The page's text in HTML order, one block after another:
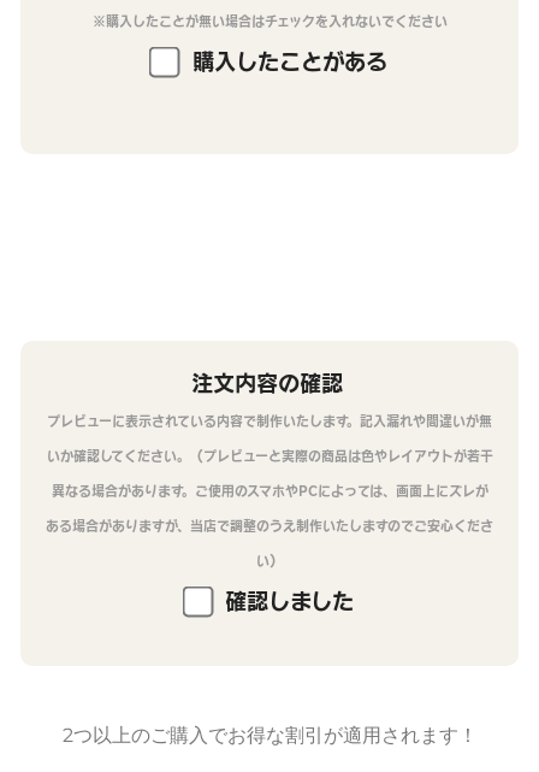
※購入したことが無い場合はチェックを入れないでください
購入したことがある
注文内容の確認
プレビューに表示されている内容で制作いたします。記入漏れや間違いが無
いか確認してください。（プレビューと実際の商品は色やレイアウトが若干
異なる場合があります。ご使用のスマホやPCによっては、画面上にズレが
ある場合がありますが、当店で調整のうえ制作いたしますのでご安心くださ
い）
確認しました
2つ以上のご購入でお得な割引が適用されます！